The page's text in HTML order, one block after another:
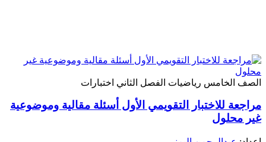
الخامس رياضيات الفصل الثاني اختبارات
للاختبار التقويمي الأول أسئلة مقالية وموضوعية
محلول